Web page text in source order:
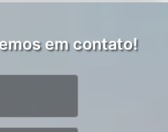
em contato!